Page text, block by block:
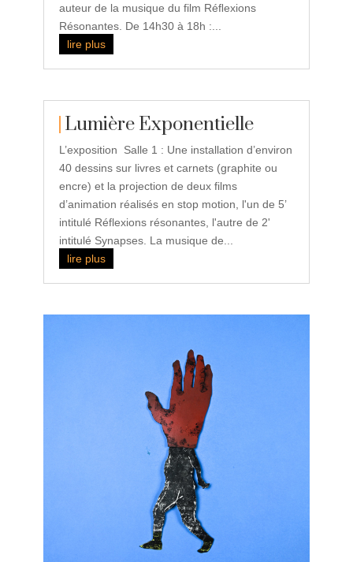
auteur de la musique du film Réﬂexions
Résonantes. De 14h30 à 18h :...
lire plus
Lumière Exponentielle
L’exposition Salle 1 : Une installation d’environ
40 dessins sur livres et carnets (graphite ou
encre) et la projection de deux films
d’animation réalisés en stop motion, l'un de 5’
intitulé Réflexions résonantes, l'autre de 2'
intitulé Synapses. La musique de...
lire plus